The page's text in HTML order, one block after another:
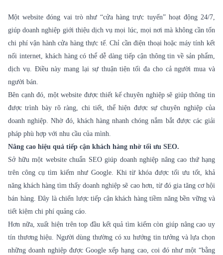
Một website đóng vai trò như “cửa hàng trực tuyến” hoạt động 24/7,
giúp doanh nghiệp giới thiệu dịch vụ mọi lúc, mọi nơi mà không cần tốn
chi phí vận hành cửa hàng thực tế. Chỉ cần điện thoại hoặc máy tính kết
nối internet, khách hàng có thể dễ dàng tiếp cận thông tin về sản phẩm,
dịch vụ. Điều này mang lại sự thuận tiện tối đa cho cả người mua và
người bán.
Bên cạnh đó, một website được thiết kế chuyên nghiệp sẽ giúp thông tin
được trình bày rõ ràng, chi tiết, thể hiện được sự chuyên nghiệp của
doanh nghiệp. Nhờ đó, khách hàng nhanh chóng nắm bắt được các giải
pháp phù hợp với nhu cầu của mình.
Nâng cao hiệu quả tiếp cận khách hàng nhờ tối ưu SEO.
Sở hữu một website chuẩn SEO giúp doanh nghiệp nâng cao thứ hạng
trên công cụ tìm kiếm như Google. Khi từ khóa được tối ưu tốt, khả
năng khách hàng tìm thấy doanh nghiệp sẽ cao hơn, từ đó gia tăng cơ hội
bán hàng. Đây là chiến lược tiếp cận khách hàng tiềm năng bền vững và
tiết kiệm chi phí quảng cáo.
Hơn nữa, xuất hiện trên top đầu kết quả tìm kiếm còn giúp nâng cao uy
tín thương hiệu. Người dùng thường có xu hướng tin tưởng và lựa chọn
những doanh nghiệp được Google xếp hạng cao, coi đó như một “bằng